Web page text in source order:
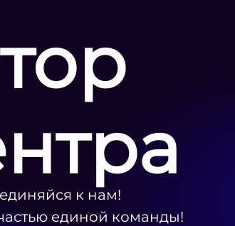
к нам!
единой команды!